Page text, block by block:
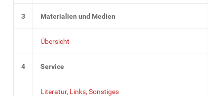
3 Materialien und Medien
Übersicht
4 Service
Literatur, Links, Sonstiges